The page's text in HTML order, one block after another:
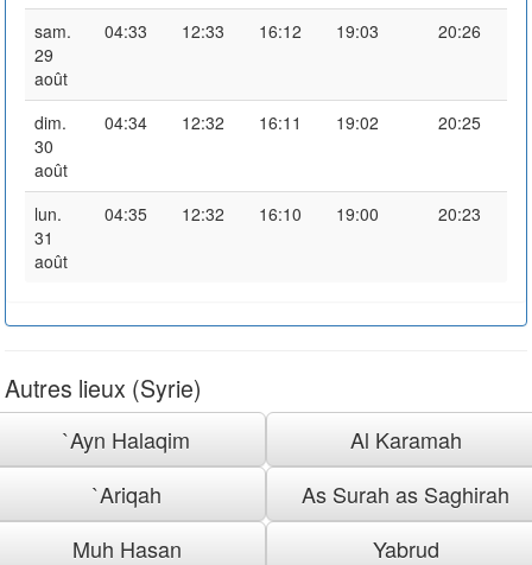
sam.
29
août
04:33 12:33 16:12 19:03 20:26
dim.
30
août
04:34 12:32 16:11 19:02 20:25
lun.
31
août
04:35 12:32 16:10 19:00 20:23
Autres lieux (Syrie)
`Ayn Halaqim
Al Karamah
`Ariqah
As Surah as Saghirah
Muh Hasan
Yabrud